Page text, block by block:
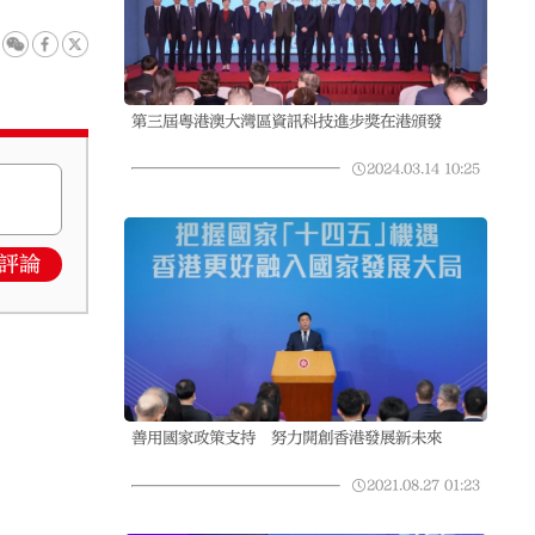
論
第三屆粵港澳大灣區資訊科技進步獎在港頒發
2024.03.14 10:25
善用國家政策支持 努力開創香港發展新未來
2021.08.27 01:23